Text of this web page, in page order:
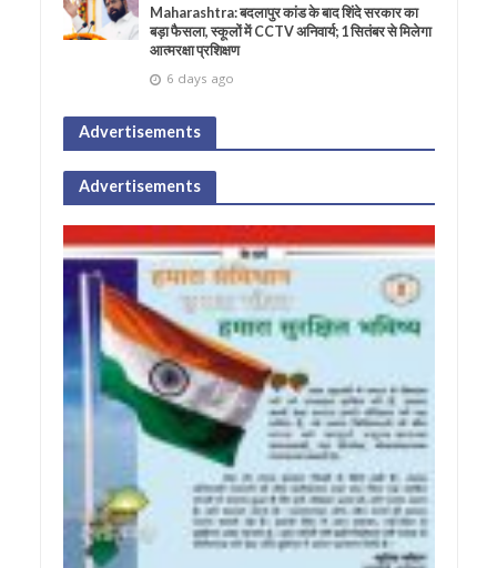
Maharashtra: बदलापुर कांड के बाद शिंदे सरकार का
बड़ा फैसला, स्कूलों में CCTV अनिवार्य; 1 सितंबर से मिलेगा
आत्मरक्षा प्रशिक्षण
6 days ago
Advertisements
Advertisements